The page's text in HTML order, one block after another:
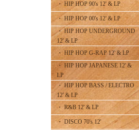
・ HIP HOP 90's 12' & LP
・ HIP HOP 00's 12' & LP
・ HIP HOP UNDERGROUND
12' & LP
・ HIP HOP G-RAP 12' & LP
・ HIP HOP JAPANESE 12' &
LP
・ HIP HOP BASS / ELECTRO
12' & LP
・ R&B 12' & LP
・ DISCO 70's 12'